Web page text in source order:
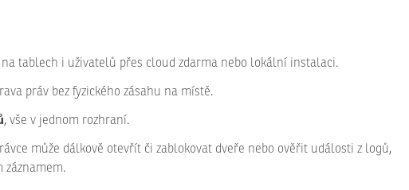
tablech i uživatelů přes cloud zdarma nebo lokální instalaci.
práv bez fyzického zásahu na místě.
, vše v jednom rozhraní.
může dálkově otevřít či zablokovat dveře nebo ověřit události z logů,
záznamem.